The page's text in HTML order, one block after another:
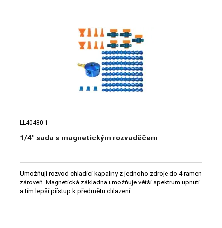
LL40480-1
1/4" sada s magnetickým rozvaděčem
Umožňují rozvod chladicí kapaliny z jednoho zdroje do 4 ramen
zároveň. Magnetická základna umožňuje větší spektrum upnutí
a tím lepší přístup k předmětu chlazení.